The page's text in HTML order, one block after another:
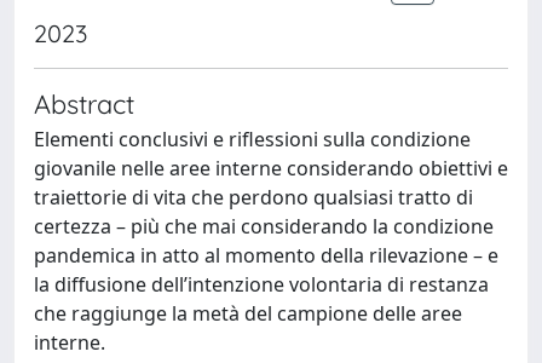
2023
Abstract
Elementi conclusivi e riflessioni sulla condizione
giovanile nelle aree interne considerando obiettivi e
traiettorie di vita che perdono qualsiasi tratto di
certezza – più che mai considerando la condizione
pandemica in atto al momento della rilevazione – e
la diffusione dell’intenzione volontaria di restanza
che raggiunge la metà del campione delle aree
interne.